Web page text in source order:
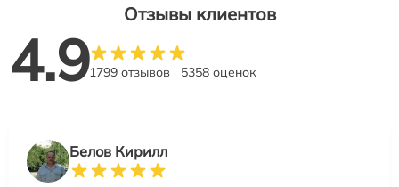
Отзывы клиентов
4.91799 отзывов 5358 оценок
Белов Кирилл